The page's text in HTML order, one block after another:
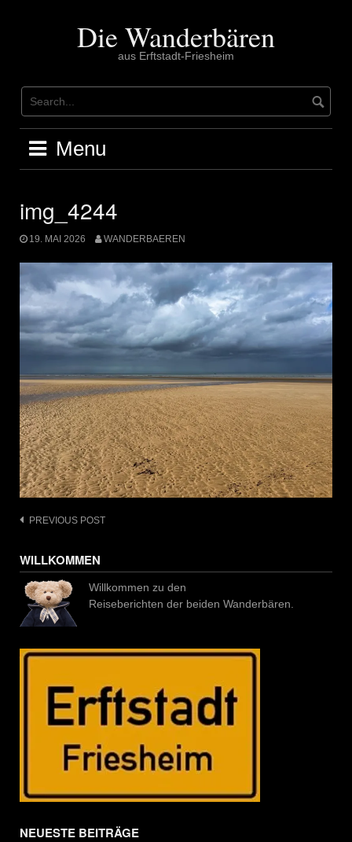
Die Wanderbären
aus Erftstadt-Friesheim
Menu
img_4244
19. MAI 2026 WANDERBAEREN
Post
PREVIOUS POST
WILLKOMMEN
Willkommen zu den
Reiseberichten der beiden Wanderbären.
NEUESTE BEITRÄGE